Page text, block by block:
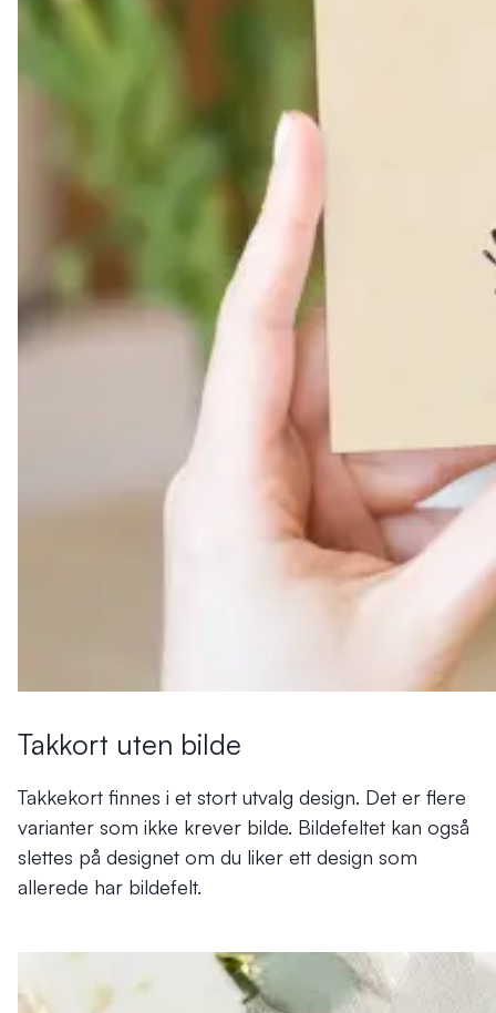
Takkort uten bilde
Takkekort finnes i et stort utvalg design. Det er flere
varianter som ikke krever bilde. Bildefeltet kan også
slettes på designet om du liker ett design som
allerede har bildefelt.